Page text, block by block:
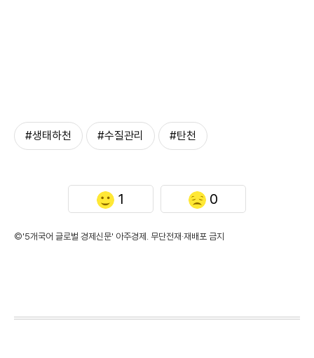
#생태하천 #수질관리 #탄천
1 0
©'5개국어 글로벌 경제신문' 아주경제. 무단전재·재배포 금지